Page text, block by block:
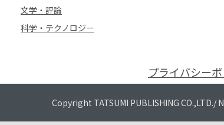
文学・評論
科学・テクノロジー
プライバシー
Copyright TATSUMI PUBLISHING CO.,LTD./